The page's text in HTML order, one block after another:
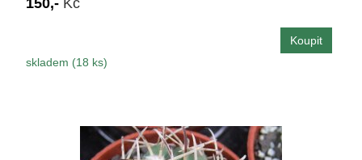
150,- Kč
skladem (18 ks)